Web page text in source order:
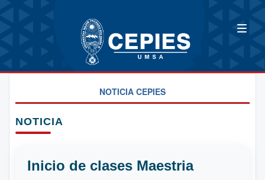
NOTICIA CEPIES
NOTICIA
Inicio de clases Maestria